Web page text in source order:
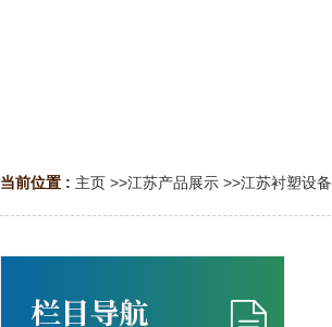
当前位置 : 主页 >>江苏产品展示 >>江苏衬塑设备